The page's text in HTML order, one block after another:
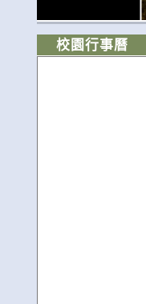
校園行事曆